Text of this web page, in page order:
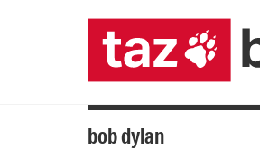
bob dylan